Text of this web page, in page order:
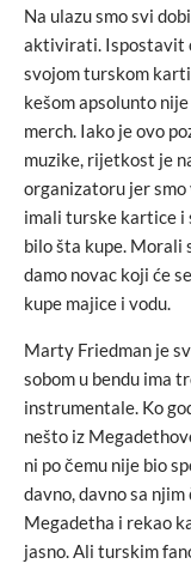
Na ulazu smo svi
aktivirati. Ispostavit
svojom turskom
kešom apsolunto
merch. Iako je ovo
muzike, rijetkost je
organizatoru jer smo
imali turske kartice i
bilo šta kupe. Morali
damo novac koji će
kupe majice i vodu.
Marty Friedman je
sobom u bendu ima
instrumentale. Ko
nešto iz
ni po čemu nije bio
davno, davno sa
Megadetha i rekao
jasno. Ali turskim